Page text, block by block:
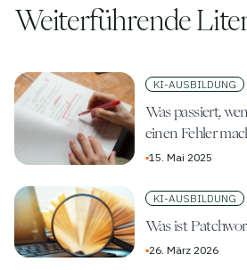
Weiterführende
KI-AUSBILDUNG
Was passiert,
einen Fehler
▪15. Mai 2025
KI-AUSBILDUNG
Was ist
▪26. März 2026